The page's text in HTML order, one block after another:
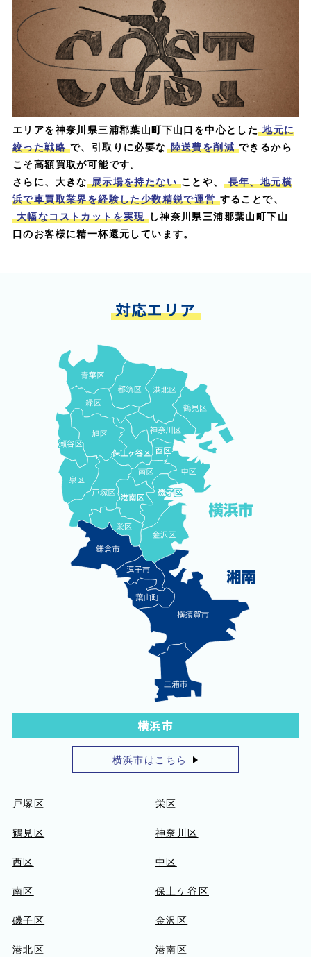
エリアを神奈川県三浦郡葉山町下山口を中心とした 地元に
絞った戦略 で、引取りに必要な 陸送費を削減 できるから
こそ高額買取が可能です。
さらに、大きな 展示場を持たない ことや、
長年、地元横
浜で車買取業界を経験した少数精鋭で運営 することで、
大幅なコストカットを実現 し神奈川県三浦郡葉山町下山
口のお客様に精一杯還元しています。
対応エリア
横浜市
横浜市はこちら
戸塚区 栄区
鶴見区 神奈川区
西区 中区
南区 保土ケ谷区
磯子区 金沢区
港北区 港南区